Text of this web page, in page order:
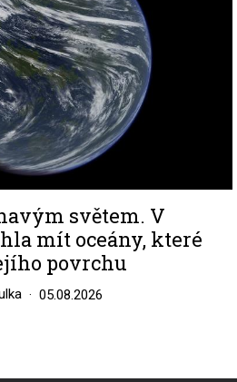
světem. V
mít oceány, které
povrchu
05.08.2026